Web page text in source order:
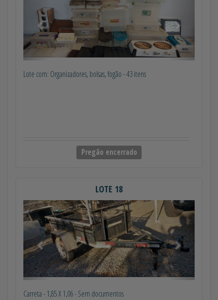
Lote com: Organizadores, bolsas, fogão - 43 itens
Pregão encerrado
LOTE 18
Anterior Próximo
Carreta - 1,85 X 1,06 - Sem documentos